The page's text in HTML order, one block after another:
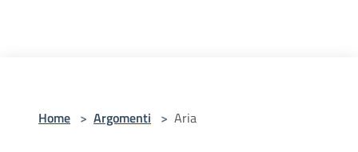
Home > Argomenti > Aria